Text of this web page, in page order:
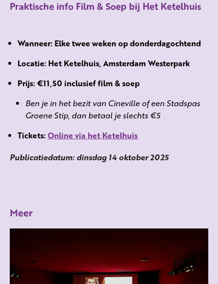
Praktische info Film & Soep bij Het Ketelhuis
Wanneer: Elke twee weken op donderdagochtend
Locatie: Het Ketelhuis, Amsterdam Westerpark
Prijs:€11,50 inclusief film & soep
Ben je in het bezit van Cineville of een Stadspas
Groene Stip, dan betaal je slechts €5
Tickets:Online via het Ketelhuis
Publicatiedatum: dinsdag 14 oktober 2025
Meer